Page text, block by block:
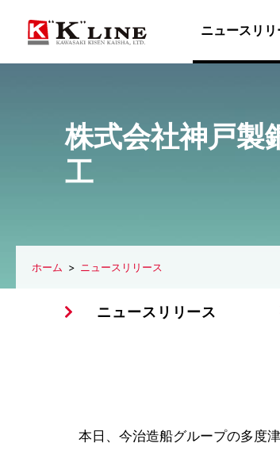
株式会社神戸製
工
ホーム ニュースリリース
ニュースリリース
本日、今治造船グループの多度
ニュースリリ
ドライバルク船事業
経営方針
社長メッセージ
企業理念
陸上職・海上職 新卒採用情報（船員